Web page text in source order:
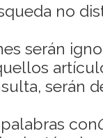
no
serán
serán
con